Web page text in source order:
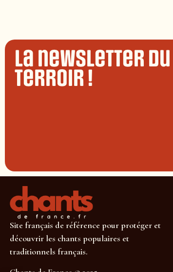
La newsletter du
terroir !
Site français de référence pour protéger et
découvrir les chants populaires et
traditionnels français.